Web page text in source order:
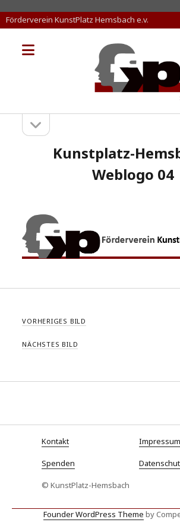
Förderverein KunstPlatz Hemsbach e.v.
Menü
Sidebaröffnen
Kunstplatz-
Weblogo 04
VORHERIGES BILD
NÄCHSTES BILD
Kontakt Impressum
Spenden
© KunstPlatz-Hemsbach
Founder WordPress Theme by